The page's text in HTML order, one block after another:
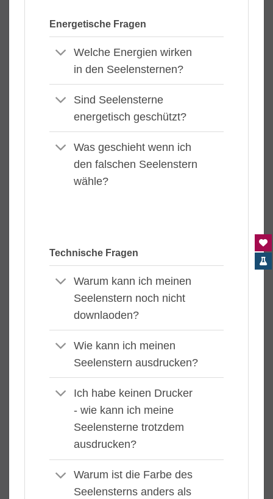
Energetische Fragen
Welche Energien wirken
in den Seelensternen?
Sind Seelensterne
energetisch geschützt?
Was geschieht wenn ich
den falschen Seelenstern
wähle?
Technische Fragen
Warum kann ich meinen
Seelenstern noch nicht
downlaoden?
Wie kann ich meinen
Seelenstern ausdrucken?
Ich habe keinen Drucker
- wie kann ich meine
Seelensterne trotzdem
ausdrucken?
Warum ist die Farbe des
Seelensterns anders als